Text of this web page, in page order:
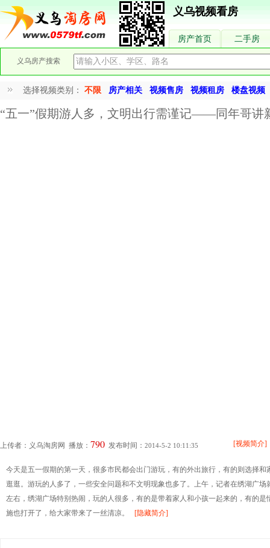
义乌视频看房
房产首页 二手房
义乌房产搜索
选择视频类别： 不限 房产相关 视频售房 视频租房 楼盘视频
“五一”假期游人多，文明出行需谨记——同年哥讲
上传者： 义乌淘房网 播放： 790 发布时间： 2014-5-2 10:11:35 [视频简介]
今天是五一假期的第一天，很多市民都会出门游玩，有的外出旅行，有的则选择和
逛逛。游玩的人多了，一些安全问题和不文明现象也多了。上午，记者在绣湖广场
左右，绣湖广场特别热闹，玩的人很多，有的是带着家人和小孩一起来的，有的是
施也打开了，给大家带来了一丝清凉。 [隐藏简介]